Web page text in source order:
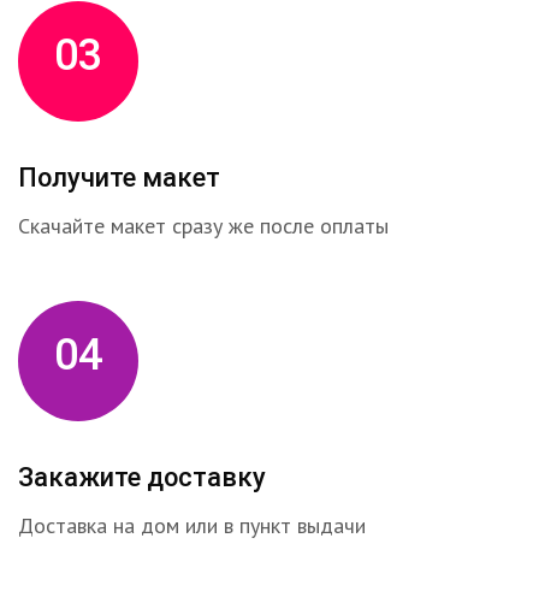
03
Получите макет
Скачайте макет сразу же после оплаты
04
Закажите доставку
Доставка на дом или в пункт выдачи